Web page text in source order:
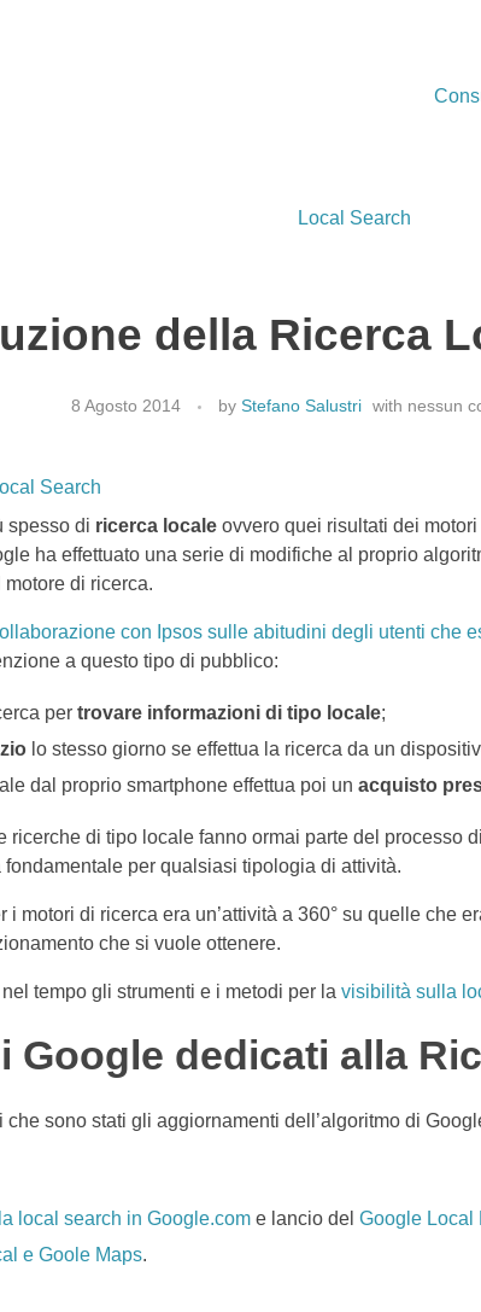
della Ricerca
8 Agosto 2014 by Stefano Salustri with nessun
spesso di ricerca locale ovvero quei risultati dei
ha effettuato una serie di modifiche al proprio
di ricerca.
con Ipsos sulle abitudini degli utenti che
a questo tipo di pubblico:
per trovare informazioni di tipo locale;
lo stesso giorno se effettua la ricerca da un
dal proprio smartphone effettua poi un acquisto
ricerche di tipo locale fanno ormai parte del
per qualsiasi tipologia di attività.
i motori di ricerca era un’attività a 360° su quelle che
che si vuole ottenere.
tempo gli strumenti e i metodi per la visibilità sulla
Google dedicati alla
sono stati gli aggiornamenti dell’algoritmo di
local search in Google.com e lancio delGoogle Local
e Goole Maps.